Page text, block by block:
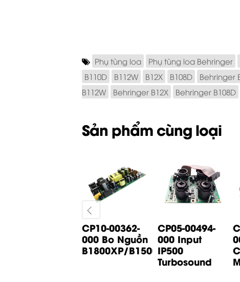
Phụ tùng loa Phụ tùng loa Behringer
B110D
B112W B12X B108D Behringer
B112W
Behringer B12X Behringer B108D
Sản phẩm cùng loại
CP10-00362-
000 Bo Nguồn
B1800XP/B1500XP...
CP05-00494-
000 Input
IP500
Turbosound